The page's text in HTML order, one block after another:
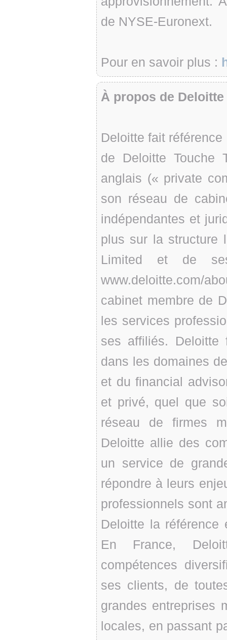
de NYSE-Euronext.
Pour en savoir plus :
À propos de Deloitte
Deloitte fait
de Deloitte Touche
anglais (« private
son réseau de
indépendantes et
plus sur la structure
Limited et de
www.deloitte.com/
cabinet membre de
les services
ses affiliés. Deloitte
dans les domaines
et du financial
et privé, quel que
réseau de firmes
Deloitte allie des
un service de
répondre à leurs
professionnels sont
Deloitte la référence
En France,
compétences
ses clients, de
grandes entreprises
locales, en passant